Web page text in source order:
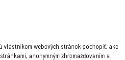
vlastníkom webových stránok pochopiť, ako
anonymným zhromažďovaním a